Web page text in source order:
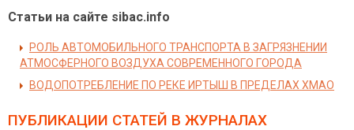
Статьи на сайте sibac.info
РОЛЬ АВТОМОБИЛЬНОГО ТРАНСПОРТА В ЗАГРЯЗНЕНИИ
АТМОСФЕРНОГО ВОЗДУХА СОВРЕМЕННОГО ГОРОДА
ВОДОПОТРЕБЛЕНИЕ ПО РЕКЕ ИРТЫШ В ПРЕДЕЛАХ ХМАО
ПУБЛИКАЦИИ СТАТЕЙ В ЖУРНАЛАХ